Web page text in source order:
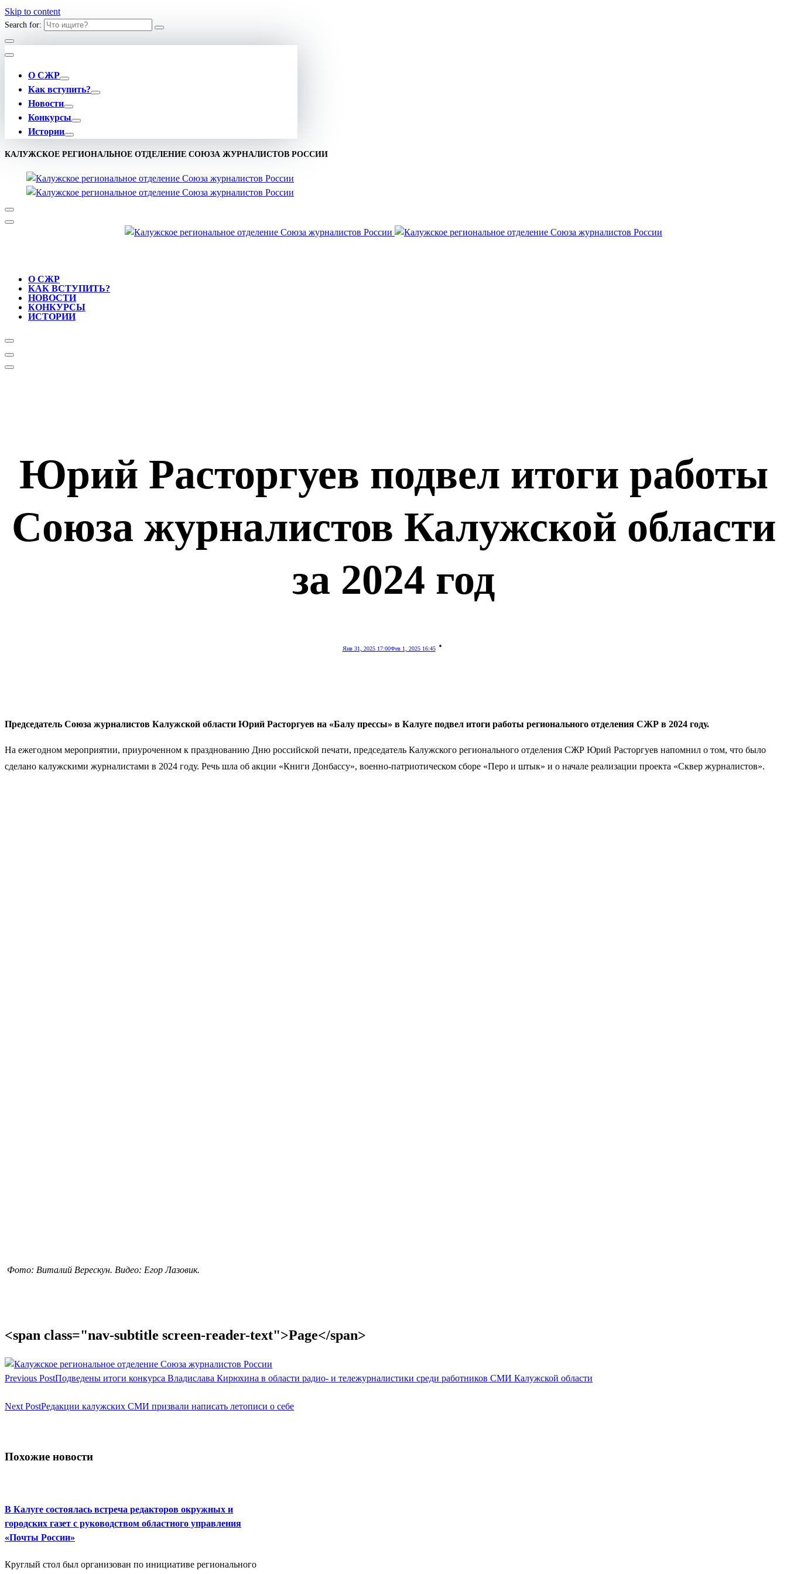
Skip to content
Search for:
О СЖР
Как вступить?
Новости
Конкурсы
Истории
КАЛУЖСКОЕ РЕГИОНАЛЬНОЕ ОТДЕЛЕНИЕ СОЮЗА ЖУРНАЛИСТОВ РОССИИ
О СЖР
КАК ВСТУПИТЬ?
НОВОСТИ
КОНКУРСЫ
ИСТОРИИ
Юрий Расторгуев подвел итоги работы
Союза журналистов Калужской области
за 2024 год
Янв 31, 2025 17:00Фев 1, 2025 16:45
Председатель Союза журналистов Калужской области Юрий Расторгуев на «Балу прессы» в Калуге подвел итоги работы регионального отделения СЖР в 2024 году.
На ежегодном мероприятии, приуроченном к празднованию Дню российской печати, председатель Калужского регионального отделения СЖР Юрий Расторгуев напомнил о том, что было
сделано калужскими журналистами в 2024 году. Речь шла об акции «Книги Донбассу», военно-патриотическом сборе «Перо и штык» и о начале реализации проекта «Сквер журналистов».
Фото: Виталий Верескун. Видео: Егор Лазовик.
<span class="nav-subtitle screen-reader-text">Page</span>
Previous PostПодведены итоги конкурса Владислава Кирюхина в области радио- и тележурналистики среди работников СМИ Калужской области
Next PostРедакции калужских СМИ призвали написать летописи о себе
Похожие новости
В Калуге состоялась встреча редакторов окружных и
городских газет с руководством областного управления
«Почты России»
Круглый стол был организован по инициативе регионального